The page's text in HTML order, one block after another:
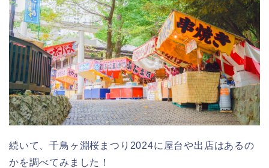
続いて、千鳥ヶ淵桜まつり2024に屋台や出店はあるの
かを調べてみました！